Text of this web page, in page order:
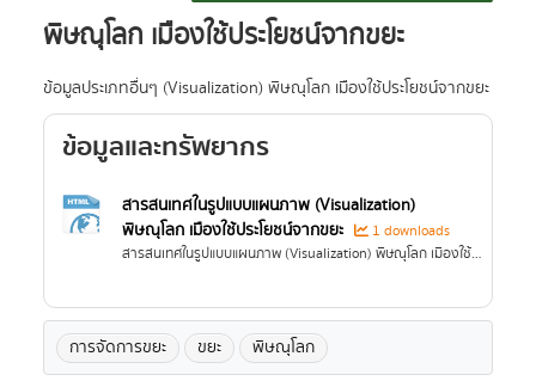
พิษณุโลก เมืองใช้ประโยชน์จากขยะ
ข้อมูลประเภทอื่นๆ (Visualization) พิษณุโลก เมืองใช้ประโยชน์จากขยะ
ข้อมูลและทรัพยากร
สารสนเทศในรูปแบบแผนภาพ (Visualization)
พิษณุโลก เมืองใช้ประโยชน์จากขยะ
1 downloads
สารสนเทศในรูปแบบแผนภาพ (Visualization) พิษณุโลก เมืองใช้ประโยชน์จากขยะ
การจัดการขยะ ขยะ พิษณุโลก